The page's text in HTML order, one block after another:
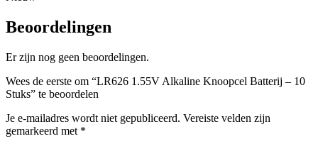
Beoordelingen
Er zijn nog geen beoordelingen.
Wees de eerste om “LR626 1.55V Alkaline Knoopcel Batterij – 10
Stuks” te beoordelen
Je e-mailadres wordt niet gepubliceerd. Vereiste velden zijn
gemarkeerd met *